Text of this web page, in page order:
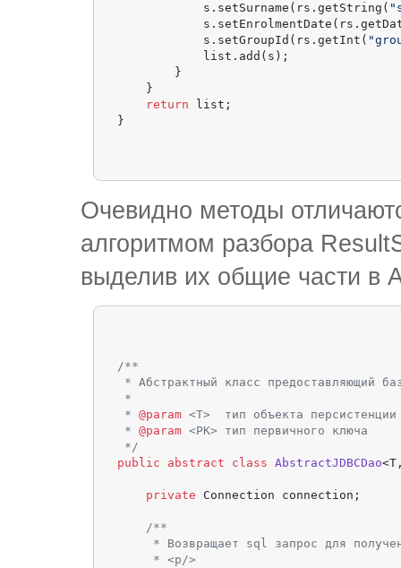
            s.setSurname(rs.getString(
            s.setGroupId(rs.getInt(
            list.add(s);
        }
    }
return list;
Очевидно методы
алгоритмом разбора
выделив их общие части в
/**
* Абстрактный класс предоставляющий
*
* @param <T>  тип объекта персистенции
* @param <PK> тип первичного ключа
*/
public
abstract class AbstractJDBCDao
private Connection connection;
/**
* Возвращает sql запрос для
     * <p/>